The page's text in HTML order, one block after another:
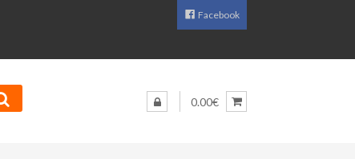
Facebook
0.00€